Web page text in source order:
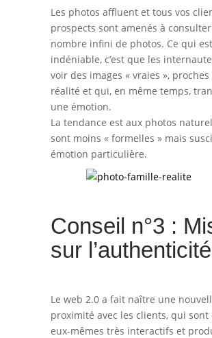
Les photos affluent et tous vos
prospects sont amenés à
nombre infini de photos. Ce qui est
indéniable, c’est que les
voir des images « vraies », proches
réalité et qui, en même temps,
une émotion.
La tendance est aux photos
sont moins « formelles » mais
émotion particulière.
Conseil n°3 :
sur l’authenticité
Le web 2.0 a fait naître une
proximité avec les clients, qui sont
eux-mêmes très interactifs et